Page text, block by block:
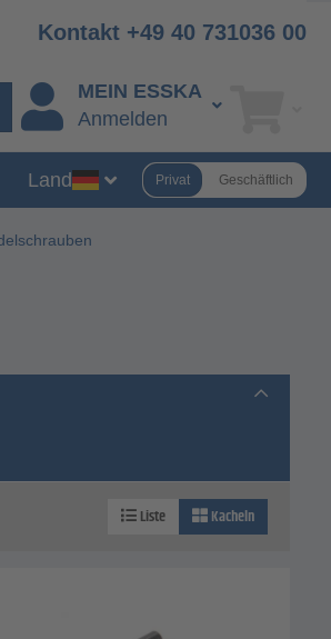
Kontakt +49 40 731036 00
MEIN ESSKA
Anmelden
Land Privat Geschäftlich
Liste Kacheln